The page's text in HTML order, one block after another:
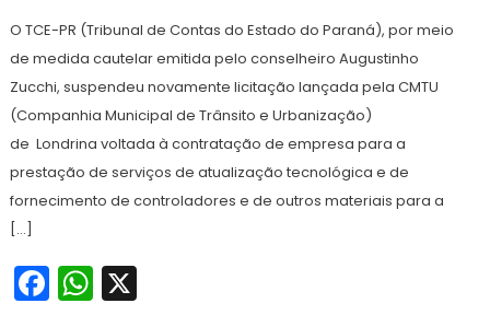
O TCE-PR (Tribunal de Contas do Estado do Paraná), por meio
de medida cautelar emitida pelo conselheiro Augustinho
Zucchi, suspendeu novamente licitação lançada pela CMTU
(Companhia Municipal de Trânsito e Urbanização)
de Londrina voltada à contratação de empresa para a
prestação de serviços de atualização tecnológica e de
fornecimento de controladores e de outros materiais para a
[…]
Facebook
WhatsApp
X